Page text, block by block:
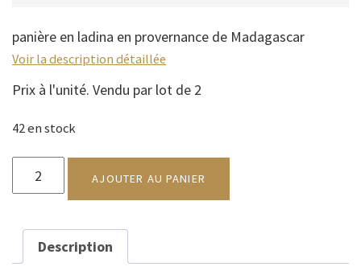
panière en ladina en provernance de Madagascar
Voir la description détaillée
Prix à l'unité. Vendu par lot de 2
42 en stock
quantité
Panière
RANGEMENT
DAVINA
AJOUTER AU PANIER
Description